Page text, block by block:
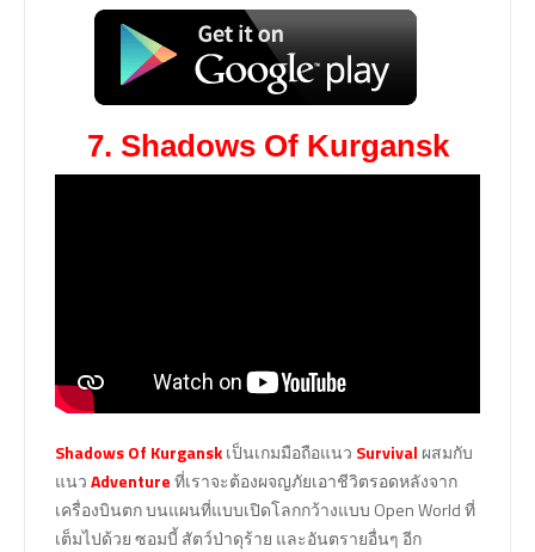
7. Shadows Of Kurgansk
Shadows Of Kurganskเป็นเกมมือถือแนว Survival ผสมกับ
แนวAdventureที่เราจะต้องผจญภัยเอาชีวิตรอดหลังจาก
เครื่องบินตก บนแผนที่แบบเปิดโลกกว้างแบบ Open World ที่
เต็มไปด้วย ซอมบี้ สัตว์ป่าดุร้าย และอันตรายอื่นๆ อีก